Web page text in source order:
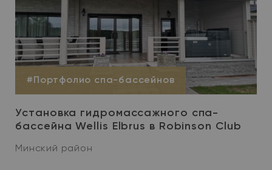
#Портфолио спа-бассейнов
Установка гидромассажного спа-
бассейна Wellis Elbrus в Robinson Club
Минский район